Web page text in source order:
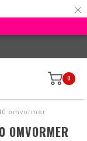
×
0
omvormer
OMVORMER